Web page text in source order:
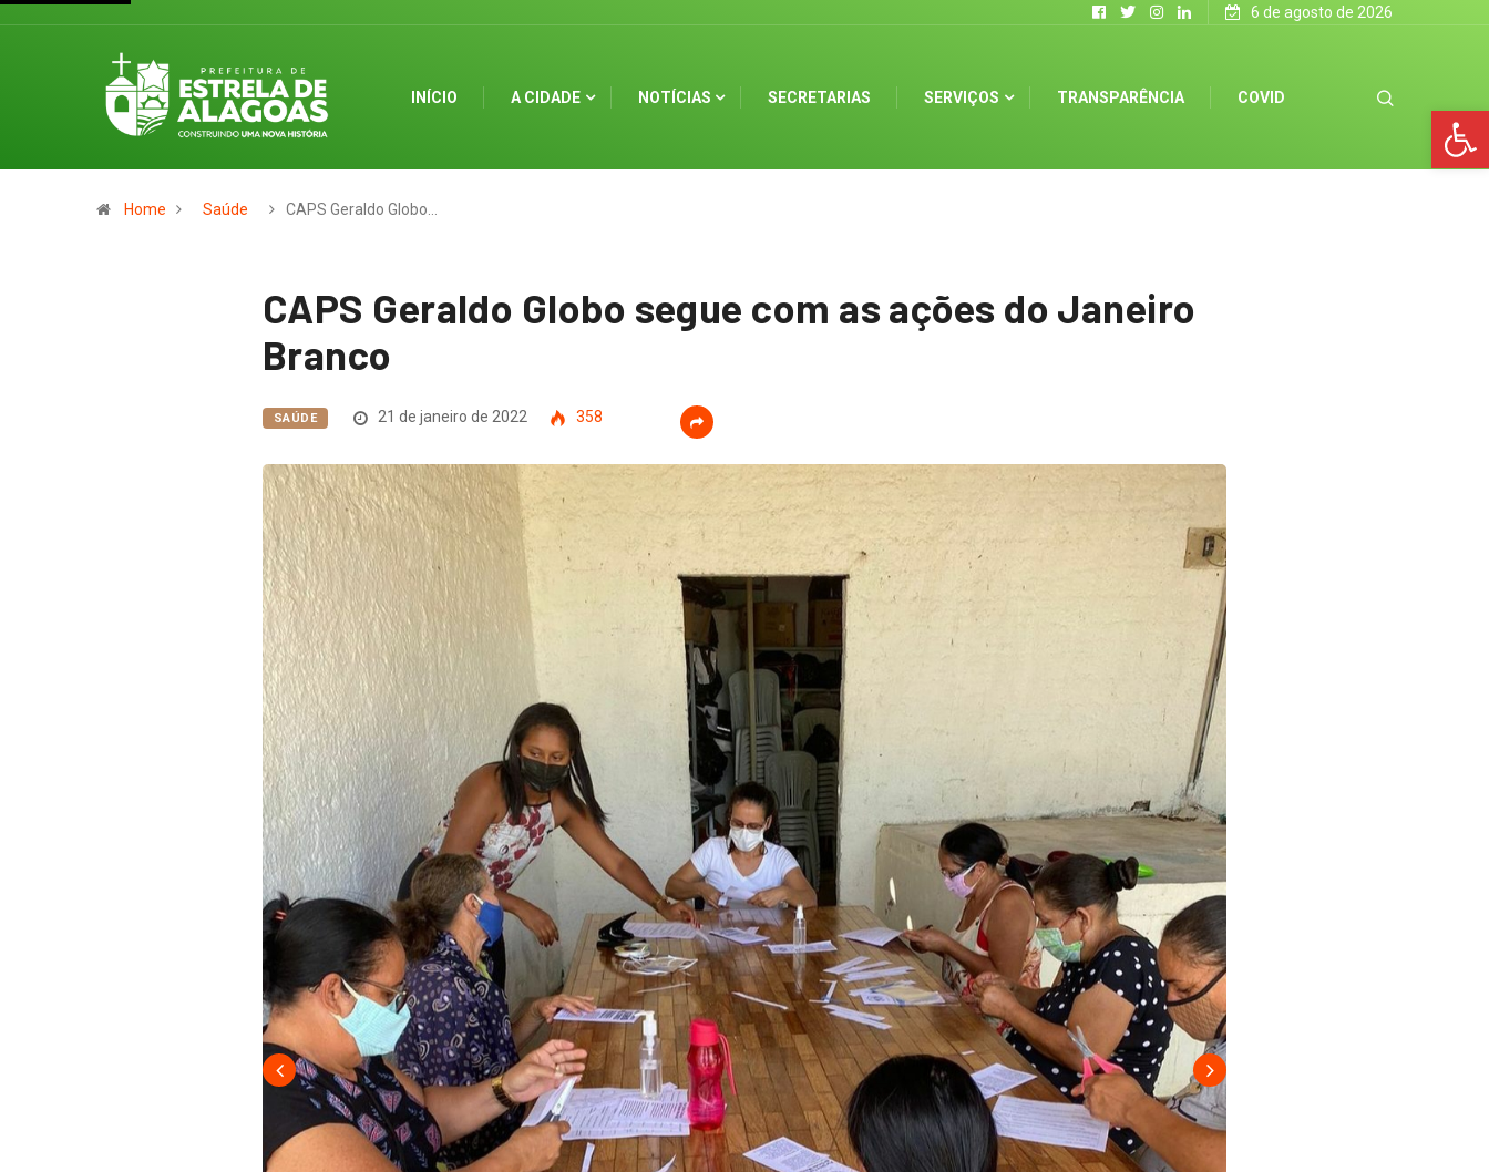
6 de agosto de 2026
INÍCIO A CIDADE NOTÍCIAS SECRETARIAS SERVIÇOS TRANSPARÊNCIA COVID
Home Saúde CAPS Geraldo Globo…
CAPS Geraldo Globo segue com as ações do Janeiro
Branco
SAÚDE 21 de janeiro de 2022 358